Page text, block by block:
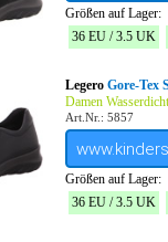
Größen auf Lager:
36 EU / 3.5 UK
Legero Gore-Tex
Damen
Art.Nr.: 5857
Größen auf Lager:
36 EU / 3.5 UK